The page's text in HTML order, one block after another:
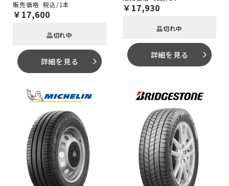
税込/1本
￥ 17,600
品切れ中
詳細を見る arrow_forward_ios
￥ 17,930
品切れ中
詳細を見る arrow_forward_ios